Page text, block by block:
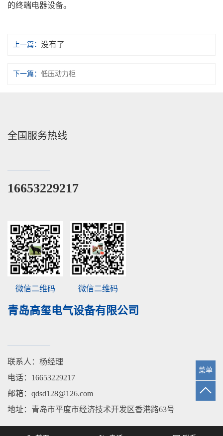
的终端电器设备。
上一篇： 没有了
下一篇： 低压动力柜
菜单
全国服务热线
16653229217
微信二维码 微信二维码
青岛高玺电气设备有限公司
联系人：杨经理
电话：16653229217
邮箱：qdsd128@126.com
地址：青岛市平度市经济技术开发区香港路63号